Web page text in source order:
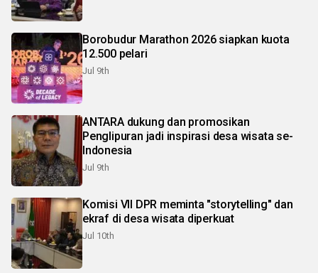
Borobudur Marathon 2026 siapkan kuota
12.500 pelari
Jul 9th
ANTARA dukung dan promosikan
Penglipuran jadi inspirasi desa wisata se-
Indonesia
Jul 9th
Komisi VII DPR meminta "storytelling" dan
ekraf di desa wisata diperkuat
Jul 10th